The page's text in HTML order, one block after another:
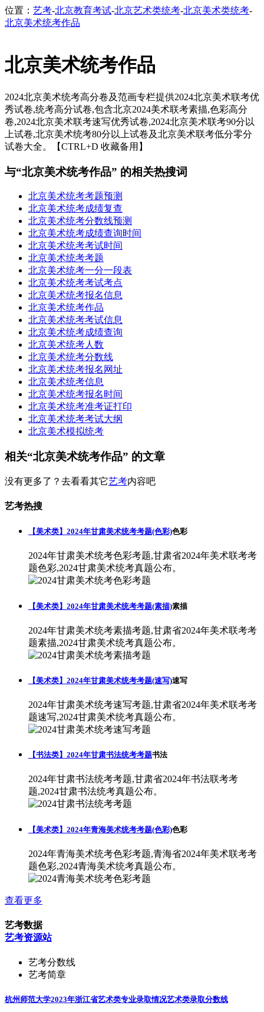
位置： 艺考-北京教育考试-北京艺术类统考-北京美术类统考-
北京美术统考作品
北京美术统考作品
2024北京美术统考高分卷及范画专栏提供2024北京美术联考优
秀试卷,统考高分试卷,包含北京2024美术联考素描,色彩高分
卷,2024北京美术联考速写优秀试卷,2024北京美术联考90分以
上试卷,北京美术统考80分以上试卷及北京美术联考低分零分
试卷大全。【CTRL+D 收藏备用】
与“北京美术统考作品” 的相关热搜词
北京美术统考考题预测
北京美术统考成绩复查
北京美术统考分数线预测
北京美术统考成绩查询时间
北京美术统考考试时间
北京美术统考考题
北京美术统考一分一段表
北京美术统考考试考点
北京美术统考报名信息
北京美术统考作品
北京美术统考考试信息
北京美术统考成绩查询
北京美术统考人数
北京美术统考分数线
北京美术统考报名网址
北京美术统考信息
北京美术统考报名时间
北京美术统考准考证打印
北京美术统考考试大纲
北京美术模拟统考
相关“北京美术统考作品” 的文章
没有更多了？去看看其它艺考内容吧
艺考热搜
【美术类】2024年甘肃美术统考考题(色彩)色彩
2024年甘肃美术统考色彩考题,甘肃省2024年美术联考考
题色彩,2024甘肃美术统考真题公布。
【美术类】2024年甘肃美术统考考题(素描)素描
2024年甘肃美术统考素描考题,甘肃省2024年美术联考考
题素描,2024甘肃美术统考真题公布。
【美术类】2024年甘肃美术统考考题(速写)速写
2024年甘肃美术统考速写考题,甘肃省2024年美术联考考
题速写,2024甘肃美术统考真题公布。
【书法类】2024年甘肃书法统考考题书法
2024年甘肃书法统考考题,甘肃省2024年书法联考考
题,2024甘肃书法统考真题公布。
【美术类】2024年青海美术统考考题(色彩)色彩
2024年青海美术统考色彩考题,青海省2024年美术联考考
题色彩,2024青海美术统考真题公布。
查看更多
艺考数据
艺考资源站
艺考分数线
艺考简章
杭州师范大学2023年浙江省艺术类专业录取情况艺术类录取分数线